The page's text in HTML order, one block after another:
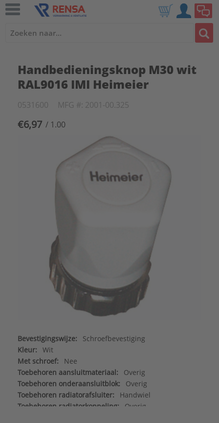
Handbedieningsknop M30 wit
RAL9016 IMI Heimeier
0531600 MFG #: 2001-00.325
€6,97 / 1.00
Bevestigingswijze:
Schroefbevestiging
Kleur:
Wit
Met schroef:
Nee
Toebehoren aansluitmateriaal:
Overig
Toebehoren onderaansluitblok:
Overig
Toebehoren radiatorafsluiter:
Handwiel
Toebehoren radiatorkoppeling:
Overig